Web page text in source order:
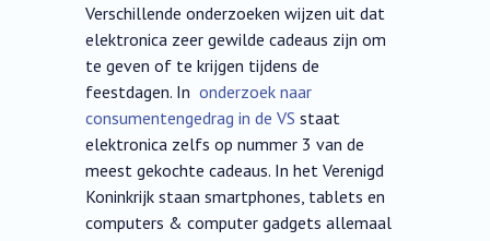
Verschillende onderzoeken wijzen uit dat
elektronica zeer gewilde cadeaus zijn om
te geven of te krijgen tijdens de
feestdagen. Inonderzoek naar
consumentengedrag in de VSstaat
elektronica zelfs op nummer 3 van de
meest gekochte cadeaus. In het Verenigd
Koninkrijk staan smartphones, tablets en
computers & computer gadgets allemaal